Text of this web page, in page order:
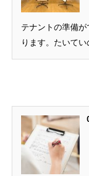
テナントの準備
ります。たいて